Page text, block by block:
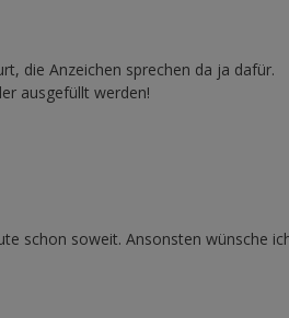
die Anzeichen sprechen da ja dafür.
ausgefüllt werden!
schon soweit. Ansonsten wünsche